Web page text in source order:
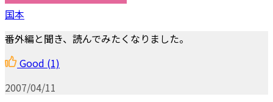
国本
番外編と聞き、読んでみたくなりました。
Good (1)
2007/04/11